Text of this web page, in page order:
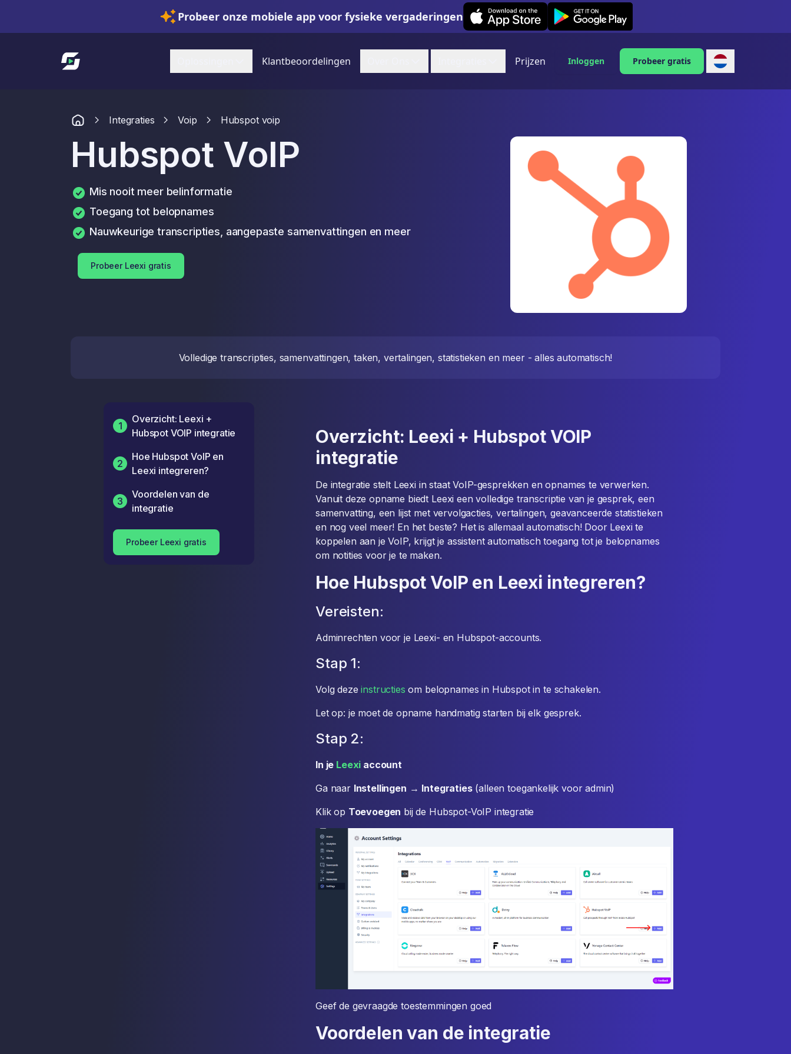
Probeer onze mobiele app voor fysieke vergaderingen
Leexi on iOS Leexi on Android
Link naar startpagina
Klantbeoordelingen Prijzen Inloggen Probeer gratis
Integraties Voip Hubspot voip
Hubspot VoIP
Mis nooit meer belinformatie
Toegang tot belopnames
Nauwkeurige transcripties, aangepaste samenvattingen en meer
Probeer Leexi gratis
Volledige transcripties, samenvattingen, taken, vertalingen, statistieken en meer - alles automatisch!
1
Overzicht: Leexi +
Hubspot VOIP integratie
2
Hoe Hubspot VoIP en
Leexi integreren?
3
Voordelen van de
integratie
Probeer Leexi gratis
Overzicht: Leexi + Hubspot VOIP
integratie
De integratie stelt Leexi in staat VoIP-gesprekken en opnames te verwerken.
Vanuit deze opname biedt Leexi een volledige transcriptie van je gesprek, een
samenvatting, een lijst met vervolgacties, vertalingen, geavanceerde statistieken
en nog veel meer! En het beste? Het is allemaal automatisch! Door Leexi te
koppelen aan je VoIP, krijgt je assistent automatisch toegang tot je belopnames
om notities voor je te maken.
Hoe Hubspot VoIP en Leexi integreren?
Vereisten:
Adminrechten voor je Leexi- en Hubspot-accounts.
Stap 1:
Volg dezeinstructies om belopnames in Hubspot in te schakelen.
Let op: je moet de opname handmatig starten bij elk gesprek.
Stap 2:
In je Leexi account
Ga naar Instellingen → Integraties(alleen toegankelijk voor admin)
Klik op Toevoegen bij de Hubspot-VoIP integratie
Geef de gevraagde toestemmingen goed
Voordelen van de integratie